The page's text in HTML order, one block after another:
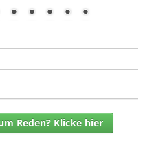
Reden? Klicke hier